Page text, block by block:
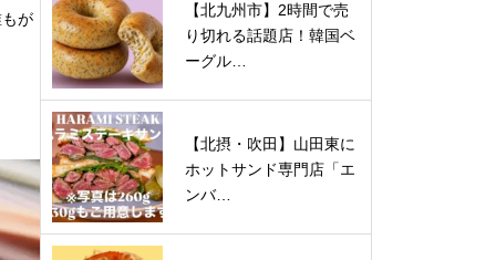
が
【北九州市】2時間で売
り切れる話題店！韓国ベ
ーグル…
【北摂・吹田】山田東に
ホットサンド専門店「エ
ンバ…